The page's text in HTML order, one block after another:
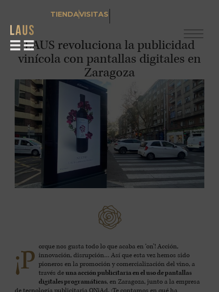
TIENDAVISITAS
LAUS revoluciona la publicidad
vinícola con pantallas digitales en
Zaragoza
¡P orque nos gusta todo lo que acaba en ‘on’! Acción,
innovación, disrupción… Así que esta vez hemos sido
pioneros en la promoción y comercialización del vino, a
través deuna acción publicitaria en el uso de pantallas
digitales programáticas, en Zaragoza, junto a la empresa